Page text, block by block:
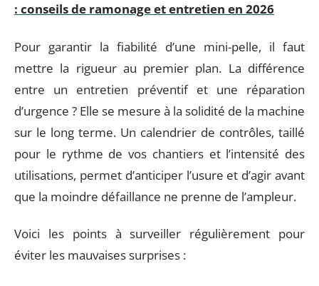
: conseils de ramonage et entretien en 2026
Pour garantir la fiabilité d’une mini-pelle, il faut
mettre la rigueur au premier plan. La différence
entre un entretien préventif et une réparation
d’urgence ? Elle se mesure à la solidité de la machine
sur le long terme. Un calendrier de contrôles, taillé
pour le rythme de vos chantiers et l’intensité des
utilisations, permet d’anticiper l’usure et d’agir avant
que la moindre défaillance ne prenne de l’ampleur.
Voici les points à surveiller régulièrement pour
éviter les mauvaises surprises :